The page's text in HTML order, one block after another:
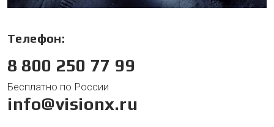
Телефон:
8 800 250 77 99
Бесплатно по России
info@visionx.ru